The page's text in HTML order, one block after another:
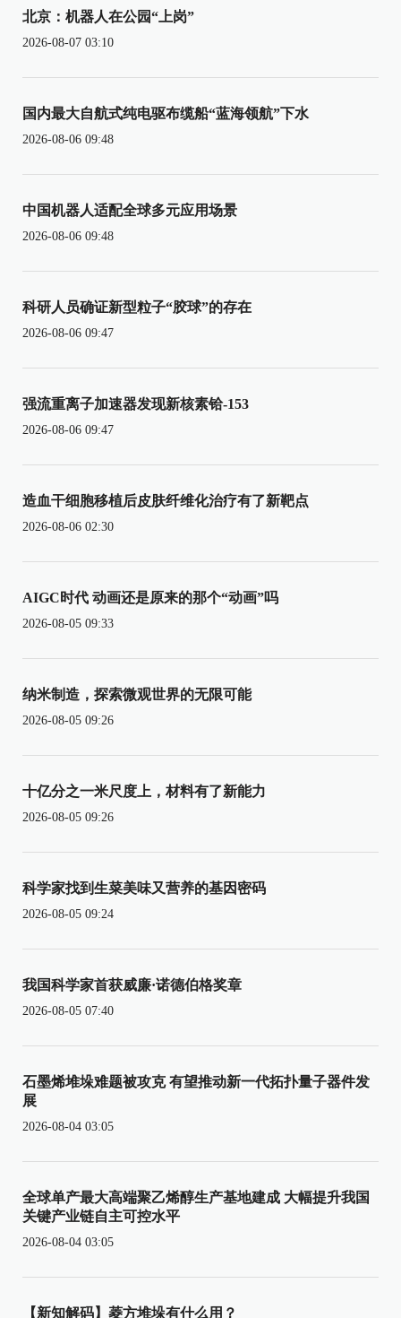
北京：机器人在公园“上岗”
2026-08-07 03:10
国内最大自航式纯电驱布缆船“蓝海领航”下水
2026-08-06 09:48
中国机器人适配全球多元应用场景
2026-08-06 09:48
科研人员确证新型粒子“胶球”的存在
2026-08-06 09:47
强流重离子加速器发现新核素铪-153
2026-08-06 09:47
造血干细胞移植后皮肤纤维化治疗有了新靶点
2026-08-06 02:30
AIGC时代 动画还是原来的那个“动画”吗
2026-08-05 09:33
纳米制造，探索微观世界的无限可能
2026-08-05 09:26
十亿分之一米尺度上，材料有了新能力
2026-08-05 09:26
科学家找到生菜美味又营养的基因密码
2026-08-05 09:24
我国科学家首获威廉·诺德伯格奖章
2026-08-05 07:40
石墨烯堆垛难题被攻克 有望推动新一代拓扑量子器件发
展
2026-08-04 03:05
全球单产最大高端聚乙烯醇生产基地建成 大幅提升我国
关键产业链自主可控水平
2026-08-04 03:05
【新知解码】菱方堆垛有什么用？